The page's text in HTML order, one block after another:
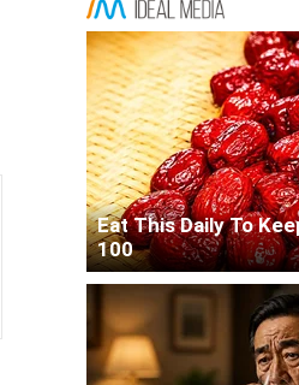
Eat This Daily To
100